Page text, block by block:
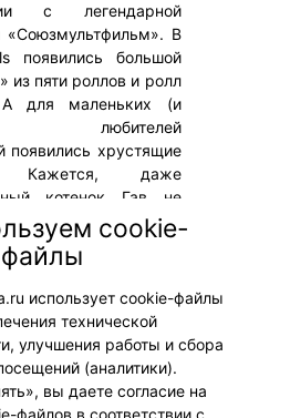
с легендарной
«Союзмультфильм». В
появились большой
из пяти роллов и ролл
для маленьких (и
любителей
появились хрустящие
Кажется, даже
котенок Гав не
такой закуской и
позвал бы друга
«в самом укромном
#Коллаборации
cookie-
файлы
использует cookie-файлы
технической
улучшения работы и сбора
(аналитики).
вы даете согласие на
файлов в соответствии с